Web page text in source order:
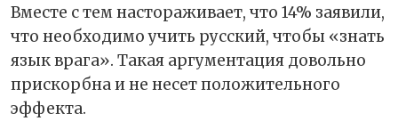
Вместе с тем настораживает, что 14% заявили,
что необходимо учить русский, чтобы «знать
язык врага». Такая аргументация довольно
прискорбна и не несет положительного
эффекта.